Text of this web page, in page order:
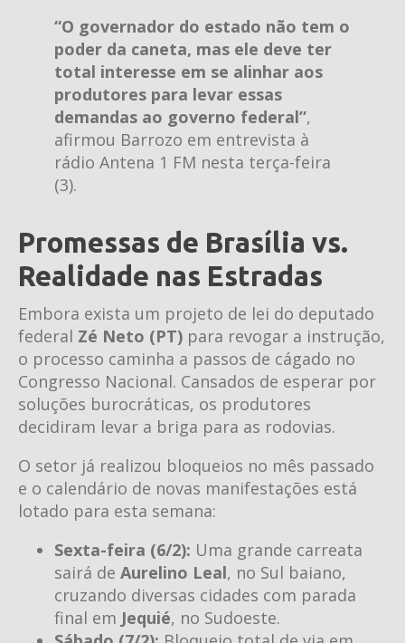
“O governador do estado não tem o
poder da caneta, mas ele deve ter
total interesse em se alinhar aos
produtores para levar essas
demandas ao governo federal”,
afirmou Barrozo em entrevista à
rádio Antena 1 FM nesta terça-feira
(3).
Promessas de Brasília vs.
Realidade nas Estradas
Embora exista um projeto de lei do deputado
federal Zé Neto (PT) para revogar a instrução,
o processo caminha a passos de cágado no
Congresso Nacional. Cansados de esperar por
soluções burocráticas, os produtores
decidiram levar a briga para as rodovias.
O setor já realizou bloqueios no mês passado
e o calendário de novas manifestações está
lotado para esta semana:
Sexta-feira (6/2): Uma grande carreata
sairá de Aurelino Leal, no Sul baiano,
cruzando diversas cidades com parada
final em Jequié, no Sudoeste.